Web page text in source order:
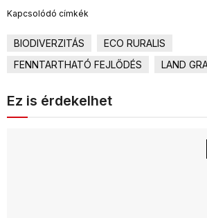
Kapcsolódó címkék
BIODIVERZITÁS
ECO RURALIS
FENNTARTHATÓ FEJLŐDÉS
LAND
Ez is érdekelhet